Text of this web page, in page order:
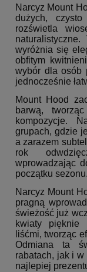
Narcyz Mount
dużych,
rozświetla
wyróżnia się
obfitym
wybór dla osób
jednocześnie
Mount Hood
barwą,
kompozycje.
grupach, gdzie
a zarazem
rok
wprowadzając
początku sezonu.
Narcyz Mount
pragną
świeżość już
kwiaty pięknie
liśćmi, tworząc
Odmiana ta
rabatach, jak i
najlepiej